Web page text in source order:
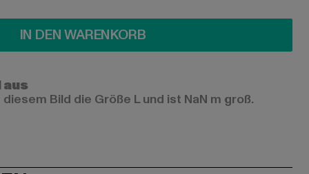
IN DEN WARENKORB
Bild die Größe L und ist NaN m groß.